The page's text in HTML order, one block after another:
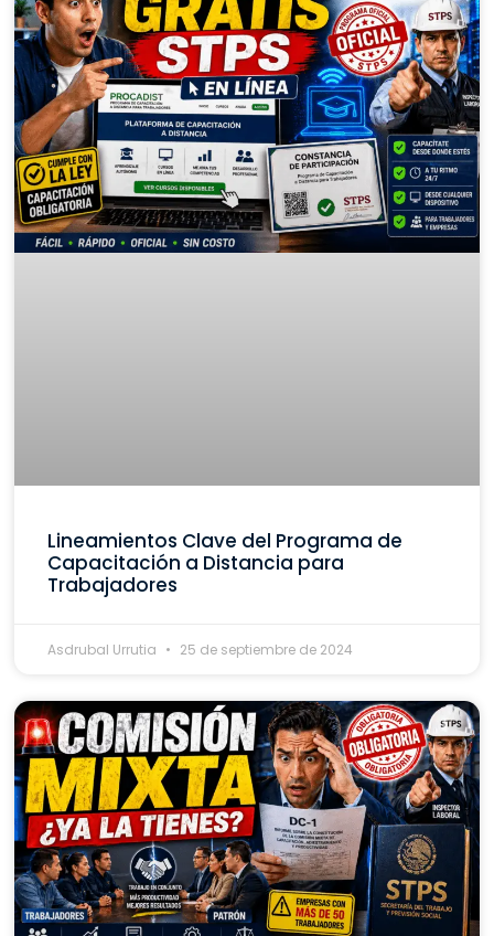
Lineamientos Clave del Programa de
Capacitación a Distancia para
Trabajadores
Asdrubal Urrutia 25 de septiembre de 2024